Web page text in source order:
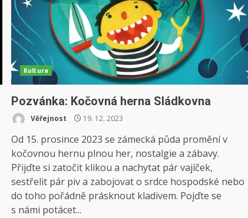
Kultura
Pozvánka: Kočovná herna Sládkovna
Věřejnost 19. 12. 2023
Od 15. prosince 2023 se zámecká půda promění v
kočovnou hernu plnou her, nostalgie a zábavy.
Přijďte si zatočit klikou a nachytat pár vajíček,
sestřelit pár piv a zabojovat o srdce hospodské nebo
do toho pořádně prásknout kladivem. Pojďte se
s námi potácet...